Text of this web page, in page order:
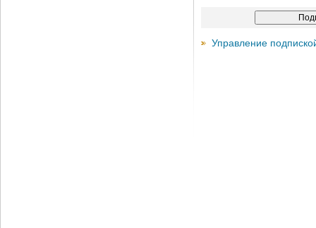
Управление